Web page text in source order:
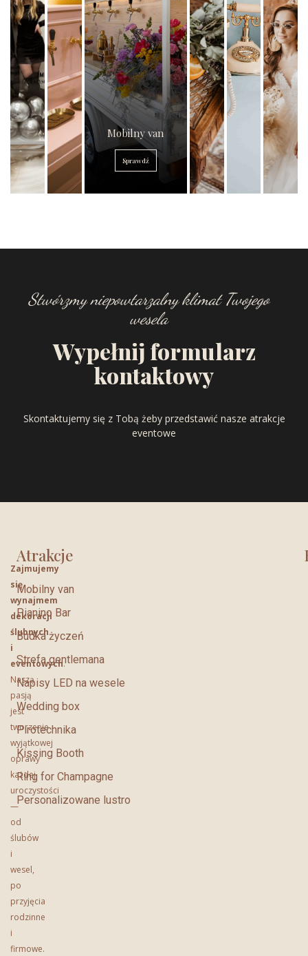
Mobilny van
Sprawdź
Stwórzmy niepowtarzalny klimat Twojego
wesela
Wypełnij formularz
kontaktowy
Skontaktujemy się z Tobą żeby przedstawić nasze atrakcje
eventowe
Zajmujemy
się
wynajmem
dekoracji
ślubnych
i
eventowych.
Naszą
pasją
jest
tworzenie
wyjątkowej
oprawy
każdej
uroczystości
—
od
ślubów
i
wesel,
po
przyjęcia
rodzinne
i
firmowe.
Atrakcje
Mobilny van
Pianino Bar
Budka życzeń
Strefa gentlemana
Napisy LED na wesele
Wedding box
Pirotechnika
Kissing Booth
Ring for Champagne
Personalizowane lustro